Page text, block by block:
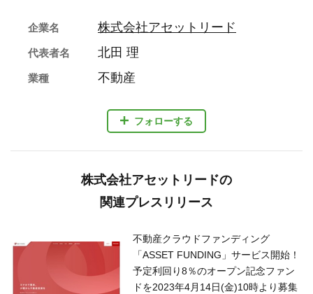
フォローする
企業名 株式会社アセットリード
代表者名 北田 理
業種 不動産
株式会社アセットリードの
関連プレスリリース
不動産クラウドファンディング
「ASSET FUNDING」サービス開始！
予定利回り8％のオープン記念ファン
ドを2023年4月14日(金)10時より募集